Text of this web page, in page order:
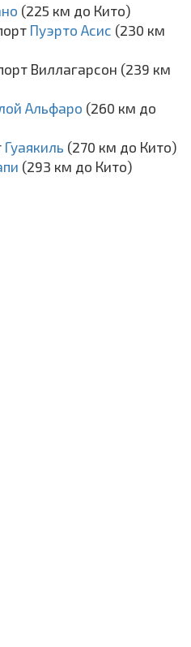
(225 км до Кито)
Пуэрто Асис (230 км
Виллагарсон (239 км
Альфаро (260 км до
Гуаякиль (270 км до Кито)
(293 км до Кито)